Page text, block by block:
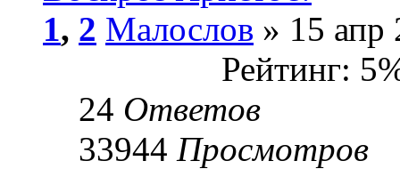
1, 2 Малослов » 15 апр
Рейтинг:
24 Ответов
33944 Просмотров